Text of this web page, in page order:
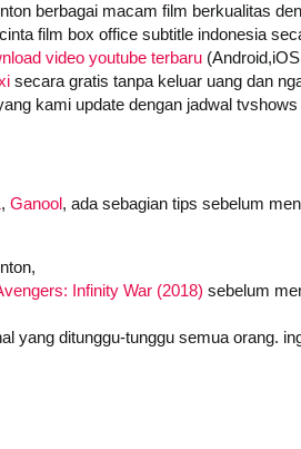
berbagai macam film berkualitas
film box office subtitle indonesia
video youtube terbaru
secara gratis tanpa keluar uang dan
kami update dengan jadwal
, Ganool, ada sebagian tips sebelum
Infinity War (2018) sebelum
yang ditunggu-tunggu semua orang.